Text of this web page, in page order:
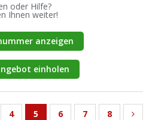
oder Hilfe?
Ihnen weiter!
anzeigen
einholen
4 5 6 7 8